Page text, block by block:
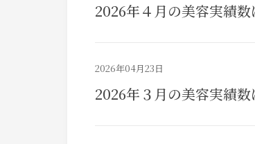
2026年４月の美容実績数
2026年04月23日
2026年３月の美容実績数